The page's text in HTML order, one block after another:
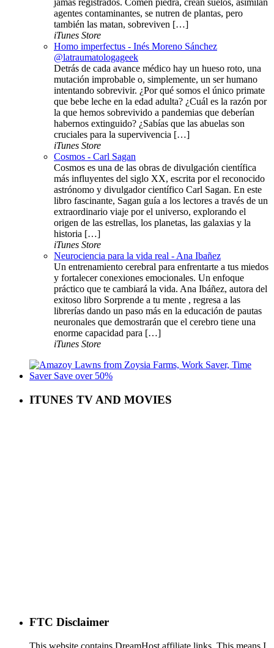
jamás registrados. Comen piedra, crean suelos, asimilan
agentes contaminantes, se nutren de plantas, pero
también las matan, sobreviven […]
iTunes Store
Homo imperfectus - Inés Moreno Sánchez
@latraumatologageek
Detrás de cada avance médico hay un hueso roto, una
mutación improbable o, simplemente, un ser humano
intentando sobrevivir. ¿Por qué somos el único primate
que bebe leche en la edad adulta? ¿Cuál es la razón por
la que hemos sobrevivido a pandemias que deberían
habernos extinguido? ¿Sabías que las abuelas son
cruciales para la supervivencia […]
iTunes Store
Cosmos - Carl Sagan
Cosmos es una de las obras de divulgación científica
más influyentes del siglo XX, escrita por el reconocido
astrónomo y divulgador científico Carl Sagan. En este
libro fascinante, Sagan guía a los lectores a través de un
extraordinario viaje por el universo, explorando el
origen de las estrellas, los planetas, las galaxias y la
historia […]
iTunes Store
Neurociencia para la vida real - Ana Ibañez
Un entrenamiento cerebral para enfrentarte a tus miedos
y fortalecer conexiones emocionales. Un enfoque
práctico que te cambiará la vida. Ana Ibáñez, autora del
exitoso libro Sorprende a tu mente , regresa a las
librerías dando un paso más en la educación de pautas
neuronales que demostrarán que el cerebro tiene una
enorme capacidad para […]
iTunes Store
ITUNES TV AND MOVIES
FTC Disclaimer